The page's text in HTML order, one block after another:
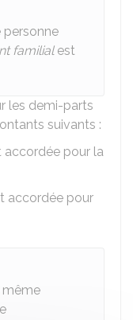
personne
familialest
les demi-parts
suivants :
pour la
accordée pour
même